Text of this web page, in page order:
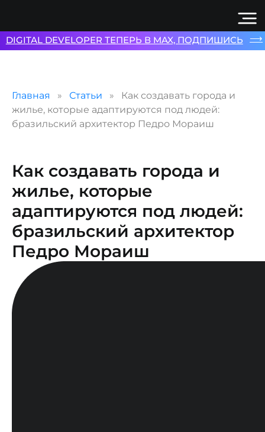
Главная Статьи
Как создавать города и
жилье, которые адаптируются под людей:
бразильский архитектор Педро Мораиш
Как создавать города и
жилье, которые
адаптируются под людей:
бразильский архитектор
Педро Мораиш